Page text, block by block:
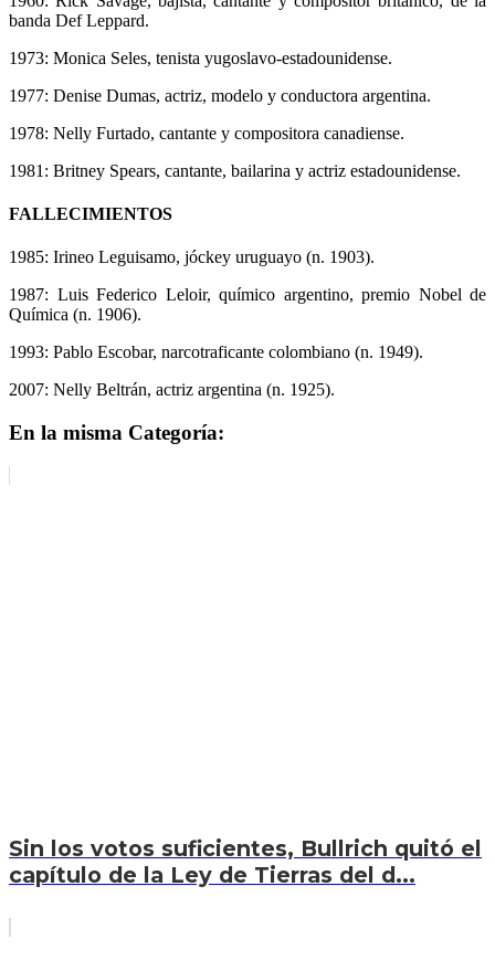
banda Def Leppard.
1973: Monica Seles, tenista yugoslavo-estadounidense.
1977: Denise Dumas, actriz, modelo y conductora argentina.
1978: Nelly Furtado, cantante y compositora canadiense.
1981: Britney Spears, cantante, bailarina y actriz estadounidense.
FALLECIMIENTOS
1985: Irineo Leguisamo, jóckey uruguayo (n. 1903).
1987: Luis Federico Leloir, químico argentino, premio Nobel de
Química (n. 1906).
1993: Pablo Escobar, narcotraficante colombiano (n. 1949).
2007: Nelly Beltrán, actriz argentina (n. 1925).
En la misma Categoría:
Sin los votos suficientes, Bullrich quitó el
capítulo de la Ley de Tierras del d...